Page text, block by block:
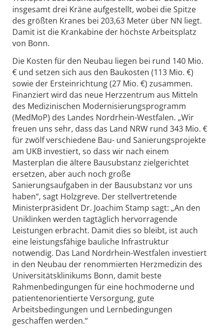
insgesamt drei Kräne aufgestellt, wobei die Spitze
des größten Kranes bei 203,63 Meter über NN liegt.
Damit ist die Krankabine der höchste Arbeitsplatz
von Bonn.
Die Kosten für den Neubau liegen bei rund 140 Mio.
€ und setzen sich aus den Baukosten (113 Mio. €)
sowie der Ersteinrichtung (27 Mio. €) zusammen.
Finanziert wird das neue Herzzentrum aus Mitteln
des Medizinischen Modernisierungsprogramm
(MedMoP) des Landes Nordrhein-Westfalen. „Wir
freuen uns sehr, dass das Land NRW rund 343 Mio. €
für zwölf verschiedene Bau- und Sanierungsprojekte
am UKB investiert, so dass wir nach einem
Masterplan die ältere Bausubstanz zielgerichtet
ersetzen, aber auch noch große
Sanierungsaufgaben in der Bausubstanz vor uns
haben“, sagt Holzgreve. Der stellvertretende
Ministerpräsident Dr. Joachim Stamp sagt: „An den
Uniklinken werden tagtäglich hervorragende
Leistungen erbracht. Damit dies so bleibt, ist auch
eine leistungsfähige bauliche Infrastruktur
notwendig. Das Land Nordrhein-Westfalen investiert
in den Neubau der renommierten Herzmedizin des
Universitätsklinikums Bonn, damit beste
Rahmenbedingungen für eine hochmoderne und
patientenorientierte Versorgung, gute
Arbeitsbedingungen und Lernbedingungen
geschaffen werden.“